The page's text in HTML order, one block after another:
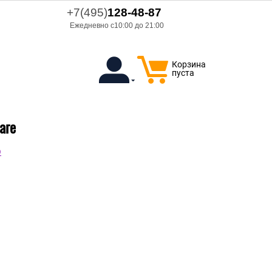
+7(495)128-48-87
Ежедневно с10:00 до 21:00
Корзина
пуста